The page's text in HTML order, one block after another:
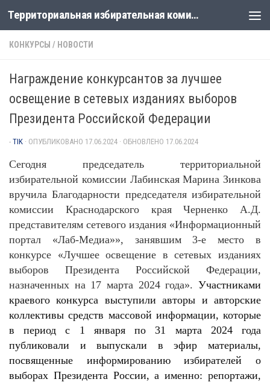
Перейти к содержимому Территориальная избирательная комиссия Лабинская
КОНКУРСЫ / НОВОСТИ
Награждение конкурсантов за лучшее
освещение в сетевых изданиях выборов
Президента Российской Федерации
- TIK · ОПУБЛИКОВАНО 17.06.2024 · ОБНОВЛЕНО 17.06.2024
Сегодня председатель территориальной
избирательной комиссии Лабинская Марина Зинкова
вручила Благодарности председателя избирательной
комиссии Краснодарского края Черненко А.Д.
представителям сетевого издания «Информационный
портал «Лаб-Медиа»», занявшим 3-е место в
конкурсе «Лучшее освещение в сетевых изданиях
выборов Президента Российской Федерации,
назначенных на 17 марта 2024 года». Участниками
краевого конкурса выступили авторы и авторские
коллективы средств массовой информации, которые
в период с 1 января по 31 марта 2024 года
публиковали и выпускали в эфир материалы,
посвященные информированию избирателей о
выборах Президента России, а именно: репортажи,